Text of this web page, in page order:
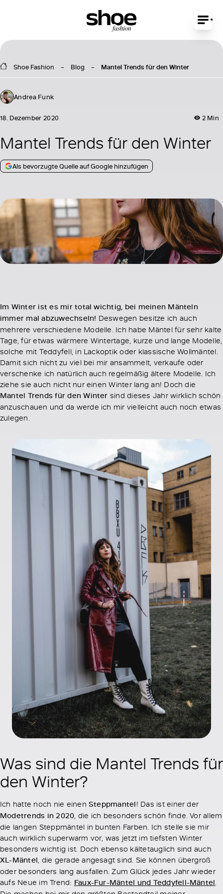
Shoe Fashion Blog Mantel Trends für den Winter
Andrea Funk
2 Min
18. Dezember 2020
Mantel Trends für den Winter
Als bevorzugte Quelle auf Google hinzufügen
Im Winter ist es mir total wichtig, bei meinen Mänteln
immer mal abzuwechseln! Deswegen besitze ich auch
mehrere verschiedene Modelle. Ich habe Mäntel für sehr kalte
Tage, für etwas wärmere Wintertage, kurze und lange Modelle,
solche mit Teddyfell, in Lackoptik oder klassische Wollmäntel.
Damit sich nicht zu viel bei mir ansammelt, verkaufe oder
verschenke ich natürlich auch regelmäßig ältere Modelle. Ich
ziehe sie auch nicht nur einen Winter lang an! Doch die
Mantel Trends für den Winter sind dieses Jahr wirklich schön
anzuschauen und da werde ich mir vielleicht auch noch etwas
zulegen.
Was sind die Mantel Trends für
den Winter?
Ich hatte noch nie einen Steppmantel! Das ist einer der
Modetrends in 2020 , die ich besonders schön finde. Vor allem
die langen Steppmäntel in bunten Farben. Ich stelle sie mir
auch wirklich superwarm vor, was jetzt im tiefsten Winter
besonders wichtig ist. Doch ebenso kältetauglich sind auch
XL-Mäntel , die gerade angesagt sind. Sie können übergroß
oder besonders lang ausfallen. Zum Glück jedes Jahr wieder
aufs Neue im Trend: Faux-Fur-Mäntel und Teddyfell-Mäntel